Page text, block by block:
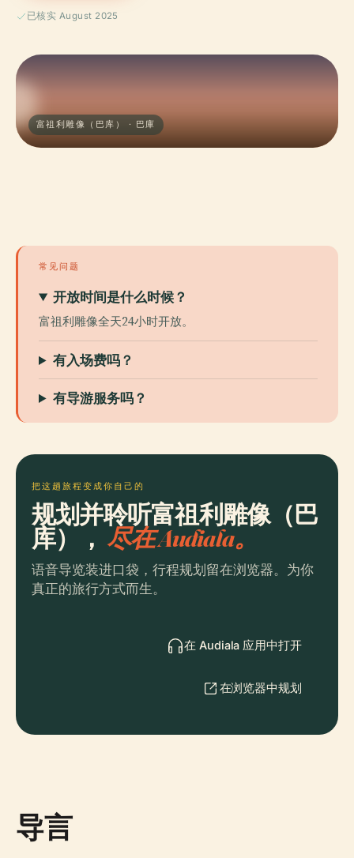
已核实 August 2025
富祖利雕像（巴库） · 巴庫
常见问题
开放时间是什么时候？
富祖利雕像全天24小时开放。
有入场费吗？
有导游服务吗？
把这趟旅程变成你自己的
规划并聆听富祖利雕像（巴
库）， 尽在 Audiala。
语音导览装进口袋，行程规划留在浏览器。为你
真正的旅行方式而生。
在 Audiala 应用中打开
在浏览器中规划
导言